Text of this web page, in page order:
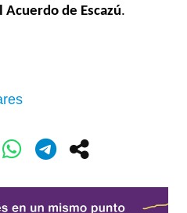
de Escazú.